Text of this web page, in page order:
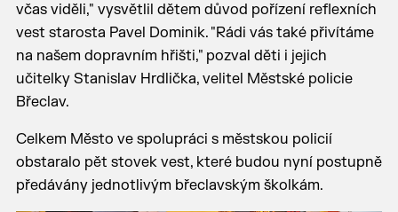
včas viděli," vysvětlil dětem důvod pořízení reflexních
vest starosta Pavel Dominik. "Rádi vás také přivítáme
na našem dopravním hřišti," pozval děti i jejich
učitelky Stanislav Hrdlička, velitel Městské policie
Břeclav.
Celkem Město ve spolupráci s městskou policií
obstaralo pět stovek vest, které budou nyní postupně
předávány jednotlivým břeclavským školkám.